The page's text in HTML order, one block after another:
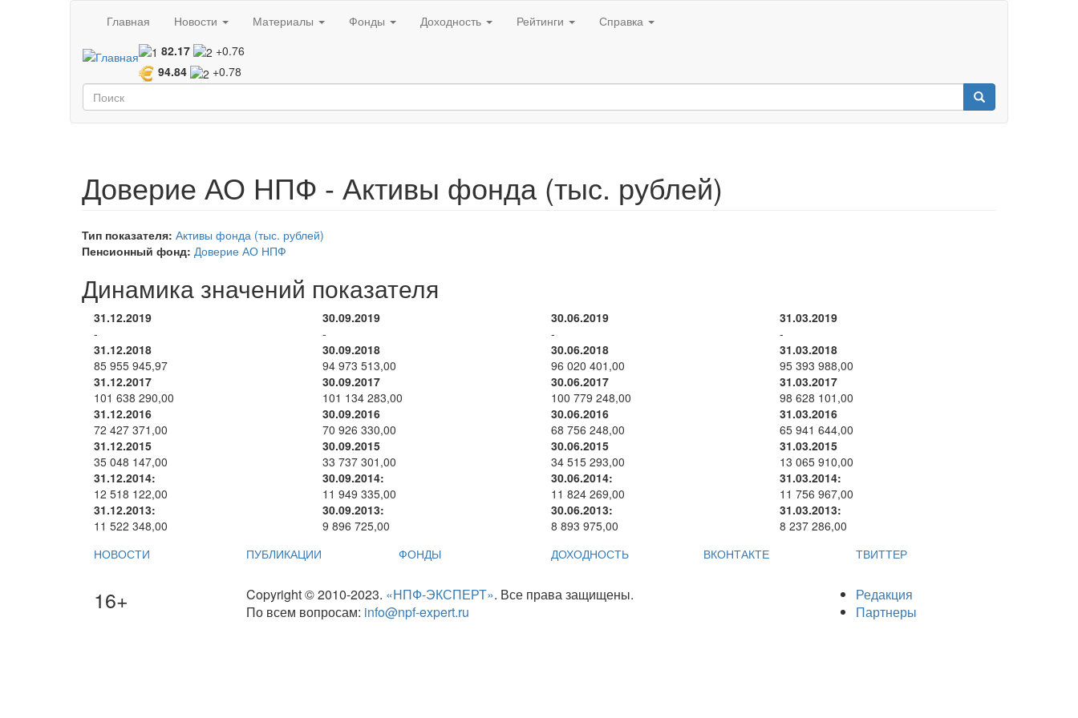
Главная
Новости Материалы Фонды Доходность Рейтинги
Справка
82.17
+0.76
94.84
+0.78
Форма поиска
Поиск
Доверие АО НПФ - Активы фонда (тыс. рублей)
Тип показателя: Активы фонда (тыс. рублей)
Пенсионный фонд: Доверие АО НПФ
Динамика значений показателя
31.12.2019
-
30.09.2019
-
30.06.2019
-
31.03.2019
-
31.12.2018
85 955 945,97
30.09.2018
94 973 513,00
30.06.2018
96 020 401,00
31.03.2018
95 393 988,00
31.12.2017
101 638 290,00
30.09.2017
101 134 283,00
30.06.2017
100 779 248,00
31.03.2017
98 628 101,00
31.12.2016
72 427 371,00
30.09.2016
70 926 330,00
30.06.2016
68 756 248,00
31.03.2016
65 941 644,00
31.12.2015
35 048 147,00
30.09.2015
33 737 301,00
30.06.2015
34 515 293,00
31.03.2015
13 065 910,00
31.12.2014:
12 518 122,00
30.09.2014:
11 949 335,00
30.06.2014:
11 824 269,00
31.03.2014:
11 756 967,00
31.12.2013:
11 522 348,00
30.09.2013:
9 896 725,00
30.06.2013:
8 893 975,00
31.03.2013:
8 237 286,00
НОВОСТИ
ПУБЛИКАЦИИ ФОНДЫ ДОХОДНОСТЬ ВКОНТАКТЕ ТВИТТЕР
16+ Copyright © 2010-2023. «НПФ-ЭКСПЕРТ». Все права защищены.
По всем вопросам: info@npf-expert.ru
Редакция
Партнеры